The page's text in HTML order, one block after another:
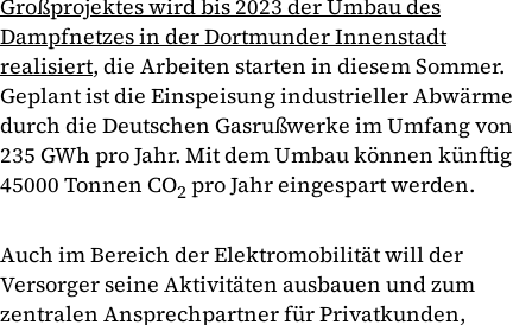
Großprojektes wird bis 2023 der Umbau des
Dampfnetzes in der Dortmunder Innenstadt
realisiert, die Arbeiten starten in diesem Sommer.
Geplant ist die Einspeisung industrieller Abwärme
durch die Deutschen Gasrußwerke im Umfang von
235 GWh pro Jahr. Mit dem Umbau können künftig
45000 Tonnen CO2pro Jahr eingespart werden.
Auch im Bereich der Elektromobilität will der
Versorger seine Aktivitäten ausbauen und zum
zentralen Ansprechpartner für Privatkunden,